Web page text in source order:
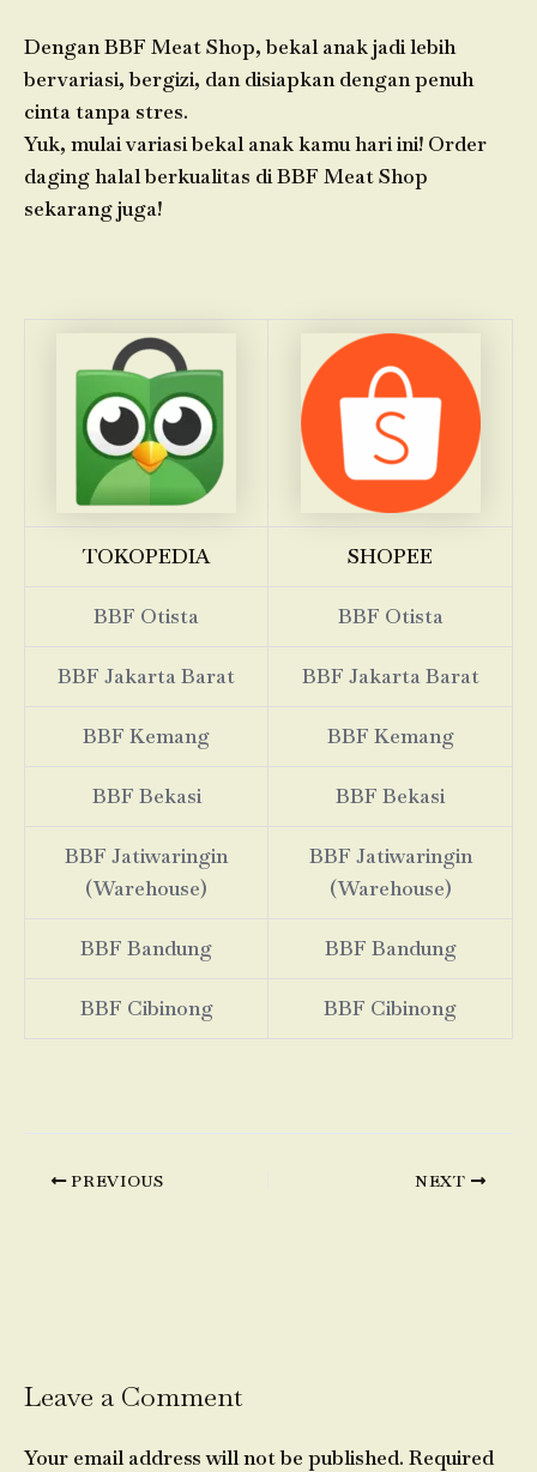
Dengan BBF Meat Shop, bekal anak jadi lebih
bervariasi, bergizi, dan disiapkan dengan penuh
cinta tanpa stres.
Yuk, mulai variasi bekal anak kamu hari ini! Order
daging halal berkualitas di BBF Meat Shop
sekarang juga!
TOKOPEDIA SHOPEE
BBF Otista BBF Otista
BBF Jakarta Barat BBF Jakarta Barat
BBF Kemang BBF Kemang
BBF Bekasi BBF Bekasi
BBF Jatiwaringin
(Warehouse)
BBF Jatiwaringin
(Warehouse)
BBF Bandung BBF Bandung
BBF Cibinong BBF Cibinong
PREVIOUS NEXT
Leave a Comment
Your email address will not be published. Required